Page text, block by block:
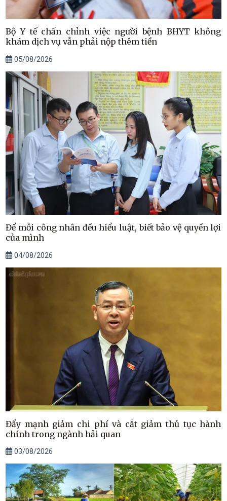
Bộ Y tế chấn chỉnh việc người bệnh BHYT không
khám dịch vụ vẫn phải nộp thêm tiền
05/08/2026
Để mỗi công nhân đều hiểu luật, biết bảo vệ quyền lợi
của mình
04/08/2026
Đẩy mạnh giảm chi phí và cắt giảm thủ tục hành
chính trong ngành hải quan
03/08/2026